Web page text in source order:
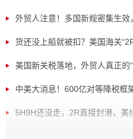
外贸人注意！多国新规密集生
货还没上船就被扣？美国海关
惕！
美国新关税落地，外贸人真正的“
中美大消息！600亿对等降税框
品、外贸订单要变天了？
5H9H还没走，2R直接封港，美